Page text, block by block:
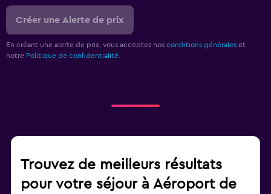
Créer une Alerte de prix
En créant une alerte de prix, vous acceptez nos conditions générales et
notre Politique de confidentialité.
Trouvez de meilleurs résultats
pour votre séjour à Aéroport de